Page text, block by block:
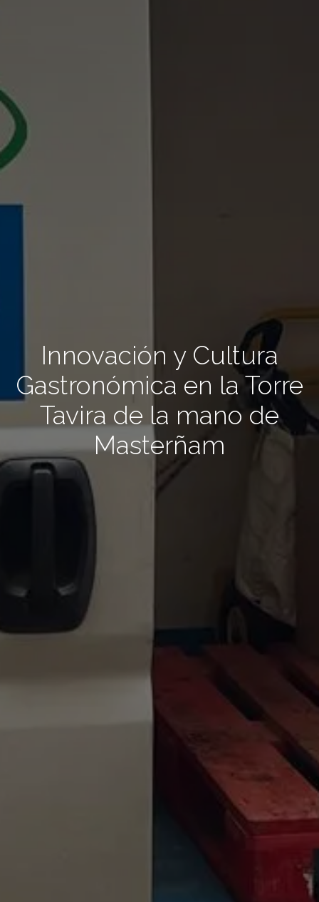
Innovación y Cultura
Gastronómica en la Torre
Tavira de la mano de
Masterñam